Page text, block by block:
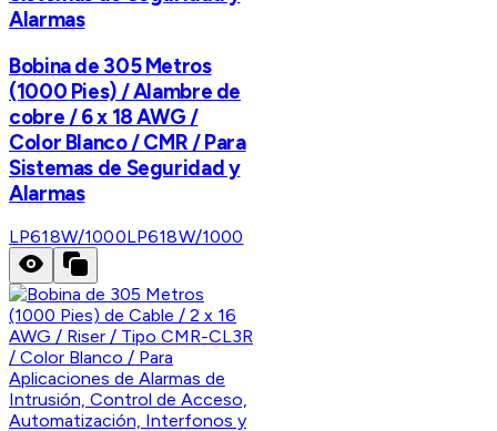
Alarmas
Bobina de 305 Metros
(1000 Pies) / Alambre de
cobre / 6 x 18 AWG /
Color Blanco / CMR / Para
Sistemas de Seguridad y
Alarmas
LP618W/1000LP618W/1000